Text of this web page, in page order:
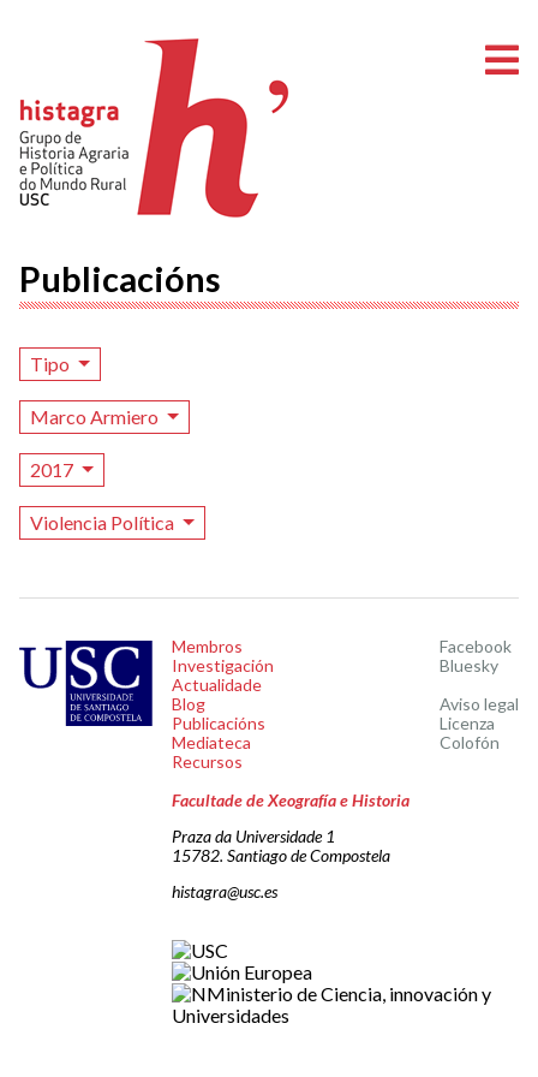
Publicacións
Tipo
Marco Armiero
2017
Violencia Política
Membros
Investigación
Actualidade
Blog
Publicacións
Mediateca
Recursos
Facebook
Bluesky
Aviso legal
Licenza
Colofón
Facultade de Xeografía e Historia
Praza da Universidade 1
15782. Santiago de Compostela
histagra@usc.es